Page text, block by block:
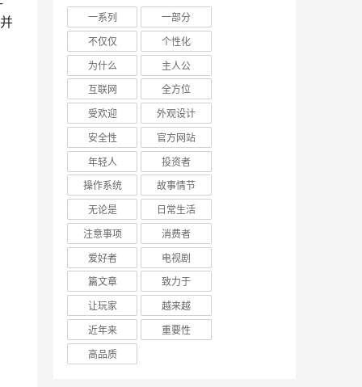
一系列
一部分
不仅仅
个性化
为什么
主人公
互联网
全方位
受欢迎
外观设计
安全性
官方网站
年轻人
投资者
操作系统
故事情节
无论是
日常生活
注意事项
消费者
爱好者
电视剧
篇文章
致力于
让玩家
越来越
近年来
重要性
高品质